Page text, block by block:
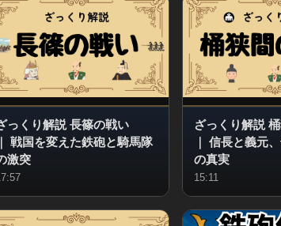
っくり解説 長篠の戦い
｜ 戦国を変えた鉄砲と騎馬隊
激突
ざっくり解説
｜ 信長と義元
の真実
15:11